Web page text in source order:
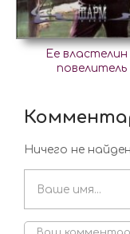
Ее властелин
повелитель
Ничего не